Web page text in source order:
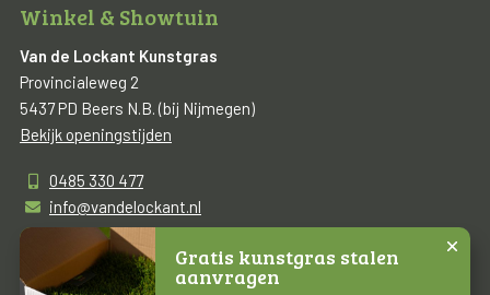
Winkel & Showtuin
Van de Lockant Kunstgras
Provincialeweg 2
5437 PD Beers N.B. (bij Nijmegen)
Bekijk openingstijden
0485 330 477
info@vandelockant.nl
Gratis kunstgras stalen
aanvragen